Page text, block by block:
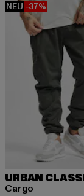
NEU -37%
URBAN
Cargo